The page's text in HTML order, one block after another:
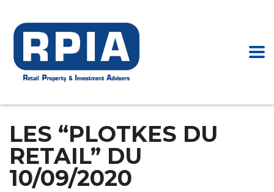
LES “PLOTKES DU
RETAIL” DU
10/09/2020